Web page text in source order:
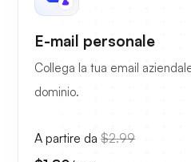
E-mail personale
Collega la tua email
dominio.
A partire da $2.99